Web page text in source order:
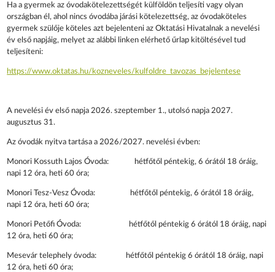
Ha a gyermek az óvodakötelezettségét külföldön teljesíti vagy olyan
országban él, ahol nincs óvodába járási kötelezettség, az óvodaköteles
gyermek szülője köteles azt bejelenteni az Oktatási Hivatalnak a nevelési
év első napjáig, melyet az alábbi linken elérhető űrlap kitöltésével tud
teljesíteni:
https://www.oktatas.hu/kozneveles/kulfoldre_tavozas_bejelentese
A nevelési év első napja 2026. szeptember 1., utolsó napja 2027.
augusztus 31.
Az óvodák nyitva tartása a 2026/2027. nevelési évben:
Monori Kossuth Lajos Óvoda: hétfőtől péntekig, 6 órától 18 óráig,
napi 12 óra, heti 60 óra;
Monori Tesz-Vesz Óvoda: hétfőtől péntekig, 6 órától 18 óráig,
napi 12 óra, heti 60 óra;
Monori Petőfi Óvoda: hétfőtől péntekig 6 órától 18 óráig, napi
12 óra, heti 60 óra;
Mesevár telephely óvoda: hétfőtől péntekig 6 órától 18 óráig, napi
12 óra, heti 60 óra;